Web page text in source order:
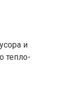
и
тепло-